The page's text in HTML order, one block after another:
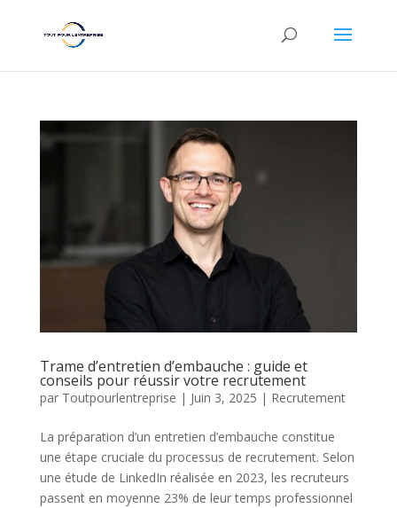
Trame d’entretien d’embauche : guide et
conseils pour réussir votre recrutement
par Toutpourlentreprise | Juin 3, 2025 | Recrutement
La préparation d’un entretien d’embauche constitue
une étape cruciale du processus de recrutement. Selon
une étude de LinkedIn réalisée en 2023, les recruteurs
passent en moyenne 23% de leur temps professionnel